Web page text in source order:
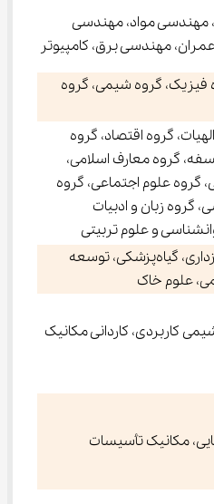
مهندسی مواد، مهندسی
مهندسی برق، کامپیوتر
فیزیک، گروه شیمی، گروه
گروه اقتصاد، گروه
گروه معارف اسلامی،
گروه علوم اجتماعی، گروه
گروه زبان و ادبیات
و علوم تربیتی
گیاه‌پزشکی، توسعه
علوم خاک
کاربردی، کاردانی مکانیک
مکانیک تأسیسات